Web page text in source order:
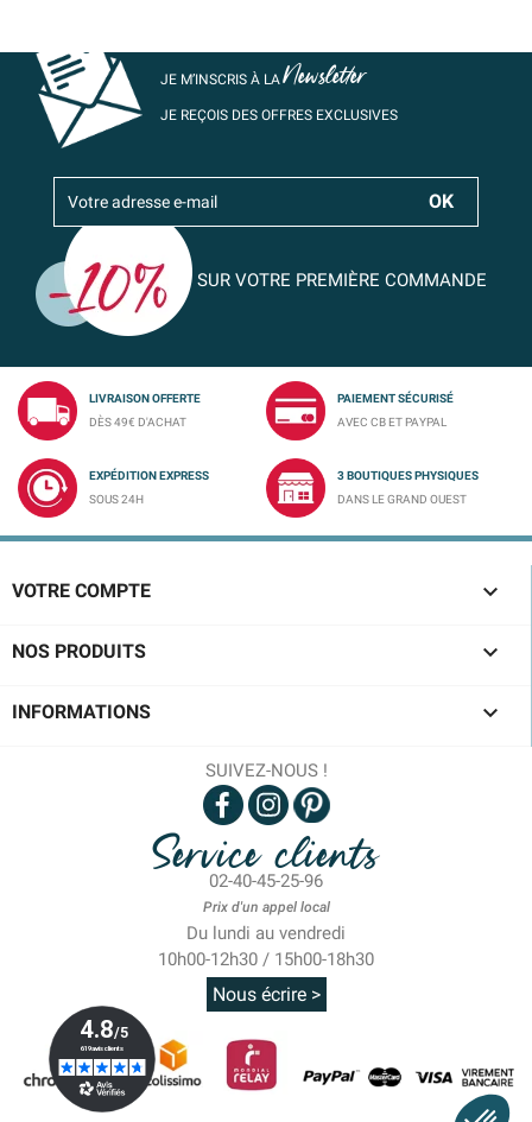
JE M’INSCRIS À LANewsletter
JE REÇOIS DES OFFRES EXCLUSIVES
SUR VOTRE PREMIÈRE COMMANDE
LIVRAISON OFFERTE
DÈS 49€ D'ACHAT
PAIEMENT SÉCURISÉ
AVEC CB ET PAYPAL
EXPÉDITION EXPRESS
SOUS 24H
3 BOUTIQUES PHYSIQUES
DANS LE GRAND OUEST
VOTRE COMPTE 
NOS PRODUITS 
INFORMATIONS 
SUIVEZ-NOUS !
Service clients
02-40-45-25-96
Prix d'un appel local
Du lundi au vendredi
10h00-12h30 / 15h00-18h30
Nous écrire >